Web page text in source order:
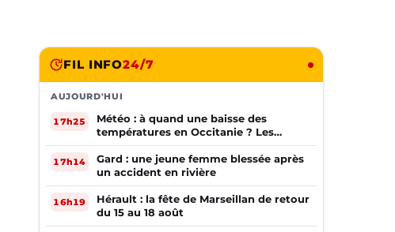
FIL INFO24/7
AUJOURD'HUI
17h25
Météo : à quand une baisse des
températures en Occitanie ? Les
prévisions
17h14
Gard : une jeune femme blessée après
un accident en rivière
16h19
Hérault : la fête de Marseillan de retour
du 15 au 18 août